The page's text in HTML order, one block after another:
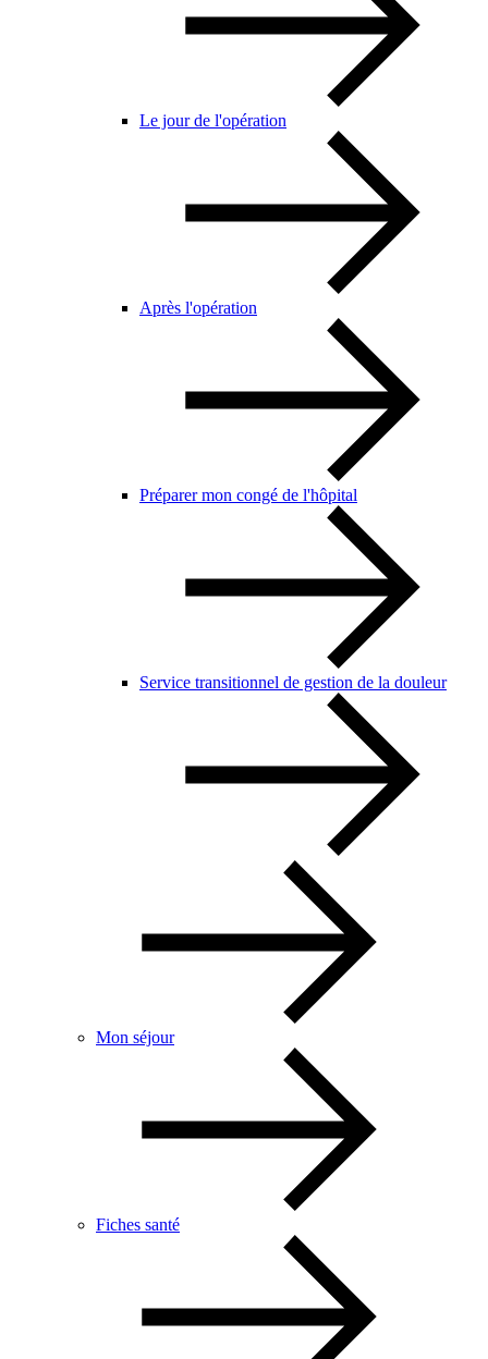
Le jour de l'opération
Après l'opération
Préparer mon congé de l'hôpital
Service transitionnel de gestion de la douleur
Mon séjour
Fiches santé